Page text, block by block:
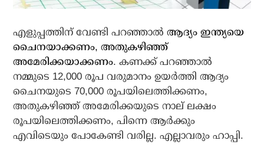
എളുപ്പത്തിന് വേണ്ടി പറഞ്ഞാല്‍ആദ്യം ഇന്ത്യയെ
ചൈനയാക്കണം, അതുകഴിഞ്ഞ്
അമേരിക്കയാക്കണം. കണക്ക് പറഞ്ഞാല്‍
നമ്മുടെ 12,000 രൂപ വരുമാനം ഉയര്‍ത്തി ആദ്യം
ചൈനയുടെ 70,000 രൂപയിലെത്തിക്കണം,
അതുകഴിഞ്ഞ് അമേരിക്കയുടെ നാല് ലക്ഷം
രൂപയിലെത്തിക്കണം, പിന്നെ ആര്‍ക്കും
എവിടെയും പോകേണ്ടി വരില്ല. എല്ലാവരും ഹാപ്പി.